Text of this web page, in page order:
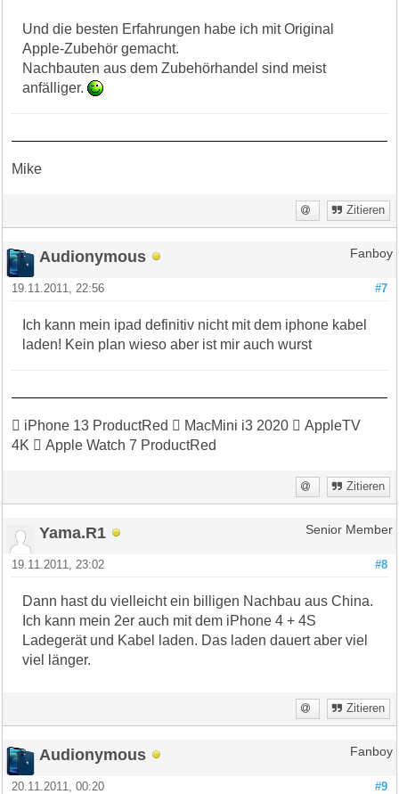
Und die besten Erfahrungen habe ich mit Original
Apple-Zubehör gemacht.
Nachbauten aus dem Zubehörhandel sind meist
anfälliger.
Mike
Zitieren
Audionymous Fanboy
#7
19.11.2011, 22:56
Ich kann mein ipad definitiv nicht mit dem iphone kabel
laden! Kein plan wieso aber ist mir auch wurst
 iPhone 13 ProductRed  MacMini i3 2020  AppleTV
4K  Apple Watch 7 ProductRed
Zitieren
Yama.R1 Senior Member
#8
19.11.2011, 23:02
Dann hast du vielleicht ein billigen Nachbau aus China.
Ich kann mein 2er auch mit dem iPhone 4 + 4S
Ladegerät und Kabel laden. Das laden dauert aber viel
viel länger.
Zitieren
Audionymous Fanboy
#9
20.11.2011, 00:20